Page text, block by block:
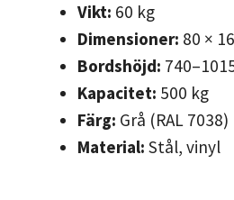
Vikt: 60 kg
Dimensioner: 80 ×
Bordshöjd:
Kapacitet: 500 kg
Färg: Grå (RAL 7038)
Material: Stål, vinyl